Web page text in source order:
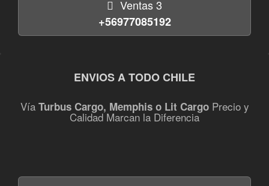
Ventas 3
+56977085192
ENVIOS A TODO CHILE
Vía Turbus Cargo, Memphis o Lit CargoPrecio y
Calidad Marcan la Diferencia